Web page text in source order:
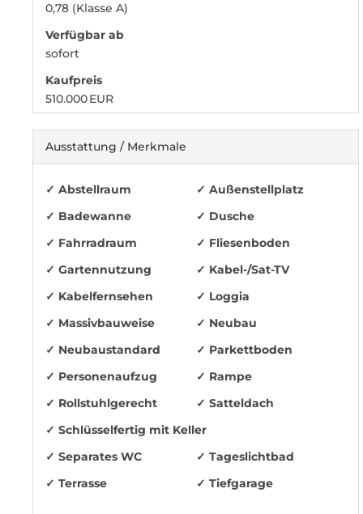
0,78 (Klasse A)
Verfügbar ab
sofort
Kaufpreis
510.000 EUR
Ausstattung / Merkmale
✓ Abstellraum
✓ Außenstellplatz
✓ Badewanne
✓ Dusche
✓ Fahrradraum
✓ Fliesenboden
✓ Gartennutzung
✓ Kabel-/Sat-TV
✓ Kabelfernsehen
✓ Loggia
✓ Massivbauweise
✓ Neubau
✓ Neubaustandard
✓ Parkettboden
✓ Personenaufzug
✓ Rampe
✓ Rollstuhlgerecht
✓ Satteldach
✓ Schlüsselfertig mit Keller
✓ Separates WC
✓ Tageslichtbad
✓ Terrasse
✓ Tiefgarage